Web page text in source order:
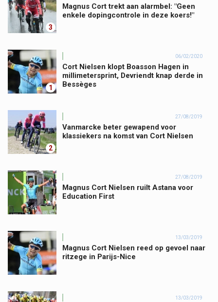
3
Magnus Cort trekt aan alarmbel: "Geen
enkele dopingcontrole in deze koers!"
1
06/02/2020
Cort Nielsen klopt Boasson Hagen in
millimetersprint, Devriendt knap derde in
Bessèges
2
27/08/2019
Vanmarcke beter gewapend voor
klassiekers na komst van Cort Nielsen
27/08/2019
Magnus Cort Nielsen ruilt Astana voor
Education First
13/03/2019
Magnus Cort Nielsen reed op gevoel naar
ritzege in Parijs-Nice
13/03/2019